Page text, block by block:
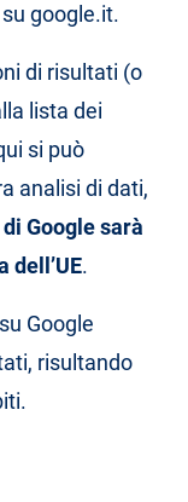
google.it.
di risultati (o
lista dei
si può
analisi di dati,
Google sarà
dell’UE.
Google
risultando